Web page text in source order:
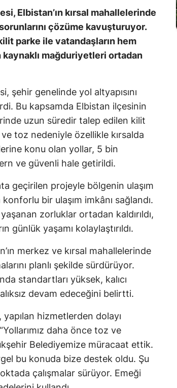
Elbistan’ın kırsal mahallelerinde
çözüme kavuşturuyor.
parke ile vatandaşların hem
kaynaklı mağduriyetleri ortadan
şehir genelinde yol altyapısını
Bu kapsamda Elbistan ilçesinin
uzun süredir talep edilen kilit
toz nedeniyle özellikle kırsalda
konu olan yollar, 5 bin
ve güvenli hale getirildi.
geçirilen projeyle bölgenin ulaşım
bir ulaşım imkânı sağlandı.
zorluklar ortadan kaldırıldı,
günlük yaşamı kolaylaştırıldı.
merkez ve kırsal mahallelerinde
planlı şekilde sürdürüyor.
standartları yüksek, kalıcı
devam edeceğini belirtti.
yapılan hizmetlerden dolayı
daha önce toz ve
Belediyemize müracaat ettik.
bu konuda bize destek oldu. Şu
çalışmalar sürüyor. Emeği